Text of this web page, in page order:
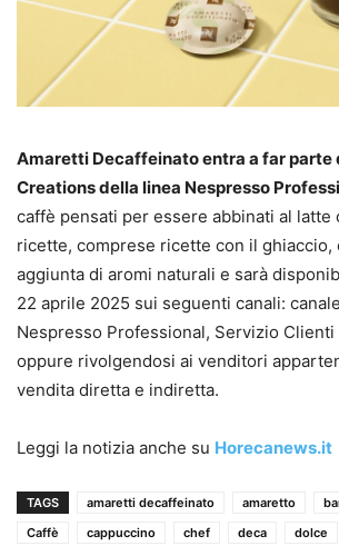
Amaretti Decaffeinato entra a far parte
Creations della linea Nespresso
caffè pensati per essere abbinati al latte
ricette, comprese ricette con il ghiaccio,
aggiunta di aromi naturali e sarà
22 aprile 2025 sui seguenti canali:
Nespresso Professional, Servizio Clienti
oppure rivolgendosi ai venditori
vendita diretta e indiretta.
Leggi la notizia anche su Horecanews.it
TAGS amaretti decaffeinato amaretto
Caffè
cappuccino chef deca dolce